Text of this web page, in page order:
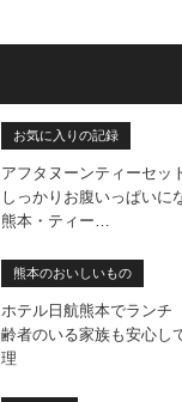
お気に入りの記録
アフタヌーンティーセッ
しっかりお腹いっぱい
熊本・ティー…
熊本のおいしいもの
ホテル日航熊本でランチ
齢者のいる家族も安心し
理